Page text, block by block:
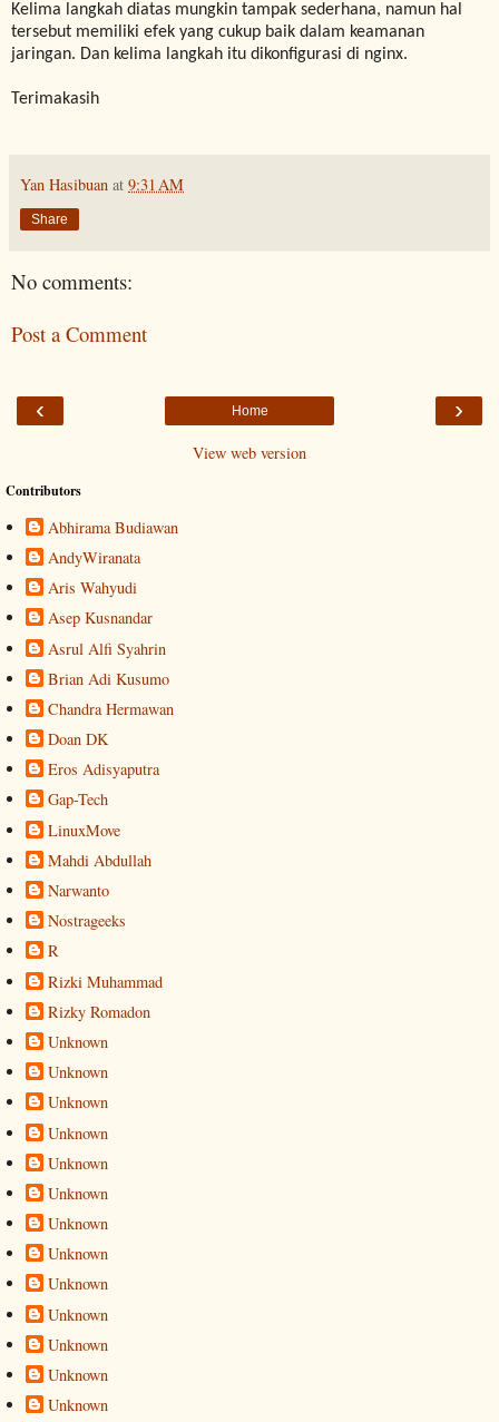
Kelima langkah diatas mungkin tampak sederhana, namun hal
tersebut memiliki efek yang cukup baik dalam keamanan
jaringan. Dan kelima langkah itu dikonfigurasi di nginx.
Terimakasih
Yan Hasibuan at 9:31 AM
Share
No comments:
Post a Comment
‹ ›
Home
View web version
Contributors
Abhirama Budiawan
AndyWiranata
Aris Wahyudi
Asep Kusnandar
Asrul Alfi Syahrin
Brian Adi Kusumo
Chandra Hermawan
Doan DK
Eros Adisyaputra
Gap-Tech
LinuxMove
Mahdi Abdullah
Narwanto
Nostrageeks
R
Rizki Muhammad
Rizky Romadon
Unknown
Unknown
Unknown
Unknown
Unknown
Unknown
Unknown
Unknown
Unknown
Unknown
Unknown
Unknown
Unknown